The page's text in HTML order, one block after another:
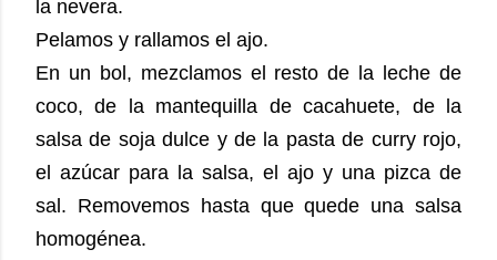
la nevera.
Pelamos y rallamos el ajo.
En un bol, mezclamos el resto de la leche de
coco, de la mantequilla de cacahuete, de la
salsa de soja dulce y de la pasta de curry rojo,
el azúcar para la salsa, el ajo y una pizca de
sal. Removemos hasta que quede una salsa
homogénea.